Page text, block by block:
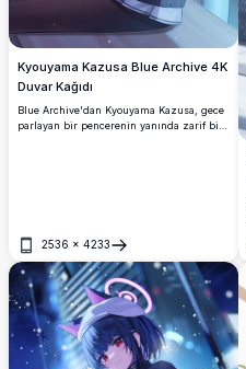
Kyouyama Kazusa Blue Archive 4K
Duvar Kağıdı
Blue Archive'dan Kyouyama Kazusa, gece
parlayan bir pencerenin yanında zarif bir
2536 × 4233
Aç